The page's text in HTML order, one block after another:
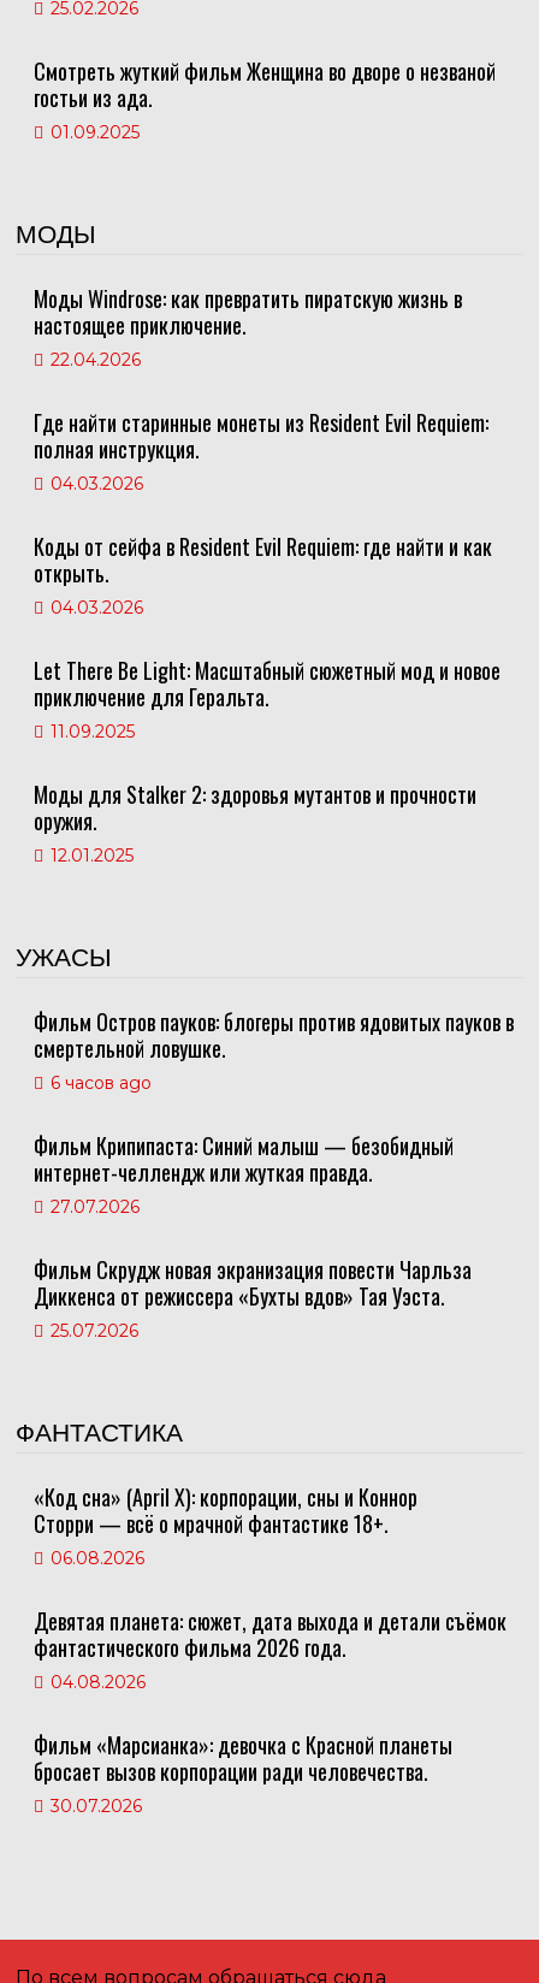
25.02.2026
Смотреть жуткий фильм Женщина во дворе о незваной
гостьи из ада.
01.09.2025
МОДЫ
Моды Windrose: как превратить пиратскую жизнь в
настоящее приключение.
22.04.2026
Где найти старинные монеты из Resident Evil Requiem:
полная инструкция.
04.03.2026
Коды от сейфа в Resident Evil Requiem: где найти и как
открыть.
04.03.2026
Let There Be Light: Масштабный сюжетный мод и новое
приключение для Геральта.
11.09.2025
Моды для Stalker 2: здоровья мутантов и прочности
оружия.
12.01.2025
УЖАСЫ
Фильм Остров пауков: блогеры против ядовитых пауков в
смертельной ловушке.
6 часов ago
Фильм Крипипаста: Синий малыш — безобидный
интернет-челлендж или жуткая правда.
27.07.2026
Фильм Скрудж новая экранизация повести Чарльза
Диккенса от режиссера «Бухты вдов» Тая Уэста.
25.07.2026
ФАНТАСТИКА
«Код сна» (April X): корпорации, сны и Коннор
Сторри — всё о мрачной фантастике 18+.
06.08.2026
Девятая планета: сюжет, дата выхода и детали съёмок
фантастического фильма 2026 года.
04.08.2026
Фильм «Марсианка»: девочка с Красной планеты
бросает вызов корпорации ради человечества.
30.07.2026
По всем вопросам обращаться сюда